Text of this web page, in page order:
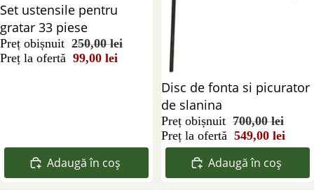
Reducere 60%
Set ustensile pentru
gratar 33 piese
Preț obișnuit 250,00 lei
Preț la ofertă 99,00 lei
Adaugă în coș
Reducere 22%
Disc de fonta si picurator
de slanina
Preț obișnuit 700,00 lei
Preț la ofertă 549,00 lei
Adaugă în coș